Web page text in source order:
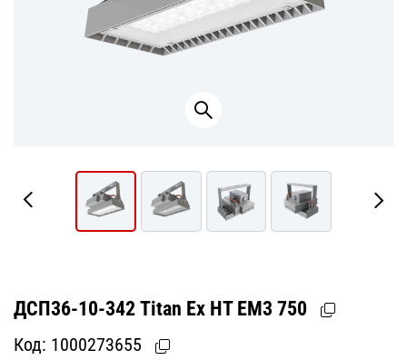
ДСП36-10-342 Titan Ех HT EM3 750
Код: 1000273655